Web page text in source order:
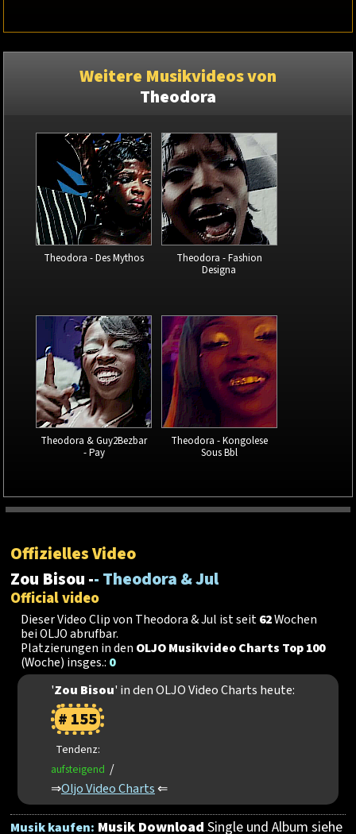
Weitere Musikvideos von
Theodora
Theodora - Des Mythos
Theodora - Fashion
Designa
Theodora & Guy2Bezbar
- Pay
Theodora - Kongolese
Sous Bbl
Offizielles Video
Zou Bisou -- Theodora & Jul
Official video
Dieser Video Clip von Theodora & Jul ist seit62Wochen
bei OLJO abrufbar.
Platzierungen in den OLJO Musikvideo Charts Top 100
(Woche) insges.: 0
'Zou Bisou' in den OLJO Video Charts heute:
# 155
Tendenz:
aufsteigend /
⇒Oljo Video Charts ⇐
Musik kaufen: Musik Download Single und Album siehe